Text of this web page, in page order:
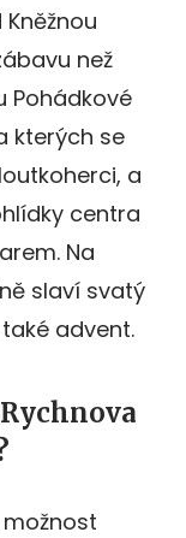
než
Pohádkové
kterých se
a
centra
Na
slaví svatý
advent.